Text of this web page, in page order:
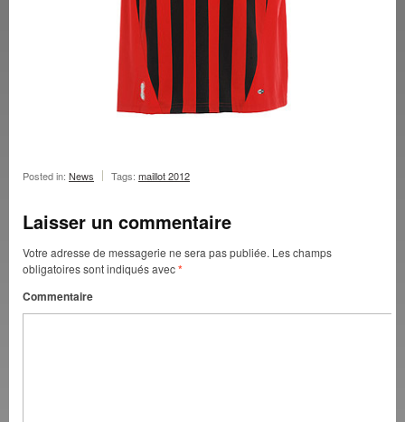
Posted in: News Tags: maillot 2012
Laisser un commentaire
Votre adresse de messagerie ne sera pas publiée. Les champs
obligatoires sont indiqués avec*
Commentaire